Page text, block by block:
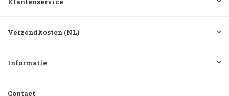
Verzendkosten (NL)
Informatie
Contact